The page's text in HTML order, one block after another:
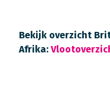
Bekijk overzicht
Afrika: